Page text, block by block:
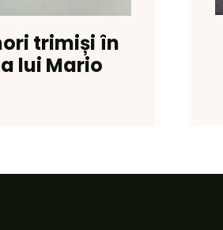
trimiși în
lui Mario